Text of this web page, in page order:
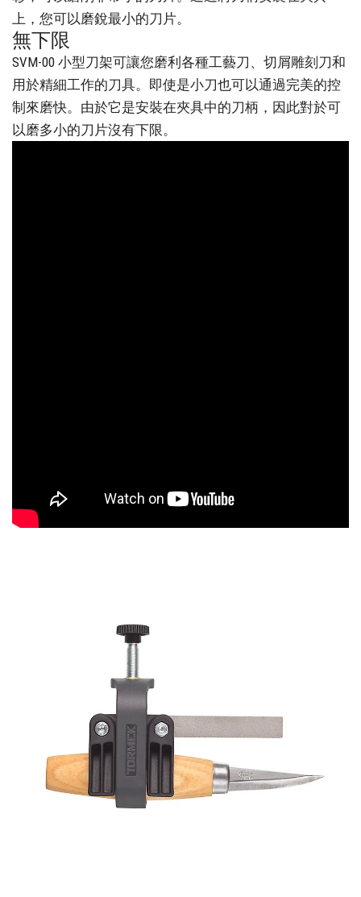
上，您可以磨銳最小的刀片。
無下限
SVM-00 小型刀架可讓您磨利各種工藝刀、切屑雕刻刀和
用於精細工作的刀具。即使是小刀也可以通過完美的控
制來磨快。由於它是安裝在夾具中的刀柄，因此對於可
以磨多小的刀片沒有下限。